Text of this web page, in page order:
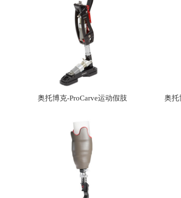
奥托博克-ProCarve运动假肢 奥托